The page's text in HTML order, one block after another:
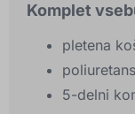
Komplet
pletena
5-delni